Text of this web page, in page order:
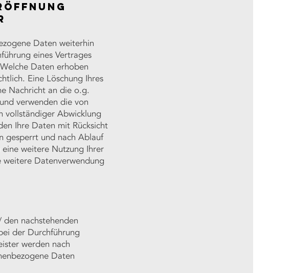
Daten weiterhin
eines Vertrages
Daten erhoben
Eine Löschung Ihres
Nachricht an die o.g.
verwenden die von
vollständiger Abwicklung
Ihre Daten mit Rücksicht
gesperrt und nach Ablauf
weitere Nutzung Ihrer
Datenverwendung
nachstehenden
der Durchführung
werden nach
Daten